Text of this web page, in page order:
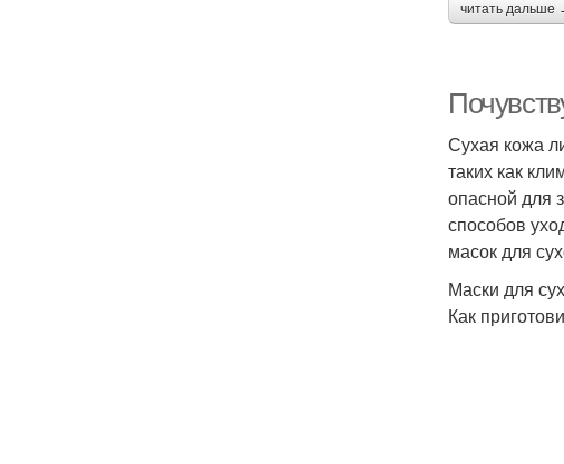
читать дальше
Сухая кожа
таких как
опасной для
способов
масок для
Маски для
Как